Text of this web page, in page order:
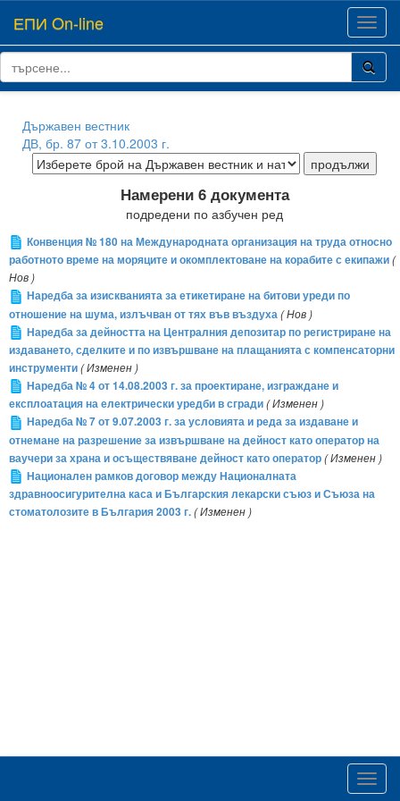
ЕПИ On-line
Държавен вестник
ДВ, бр. 87 от 3.10.2003 г.
Намерени 6 документа
подредени по азбучен ред
Конвенция № 180 на Международната организация на труда относно
работното време на моряците и окомплектоване на корабите с екипажи(
Нов )
Наредба за изискванията за етикетиране на битови уреди по
отношение на шума, излъчван от тях във въздуха( Нов )
Наредба за дейността на Централния депозитар по регистриране на
издаването, сделките и по извършване на плащанията с компенсаторни
инструменти( Изменен )
Наредба № 4 от 14.08.2003 г. за проектиране, изграждане и
експлоатация на електрически уредби в сгради( Изменен )
Наредба № 7 от 9.07.2003 г. за условията и реда за издаване и
отнемане на разрешение за извършване на дейност като оператор на
ваучери за храна и осъществяване дейност като оператор( Изменен )
Национален рамков договор между Националната
здравноосигурителна каса и Българския лекарски съюз и Съюза на
стоматолозите в България 2003 г.( Изменен )